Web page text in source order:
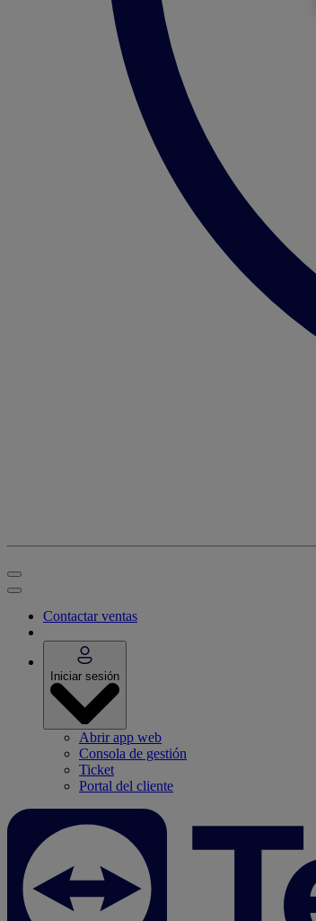
Contactar ventas
Iniciar sesión
Abrir app web
Consola de gestión
Ticket
Portal del cliente